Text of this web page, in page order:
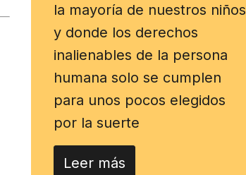
la mayoría de nuestros niños
y donde los derechos
inalienables de la persona
humana solo se cumplen
para unos pocos elegidos
por la suerte
Leer más